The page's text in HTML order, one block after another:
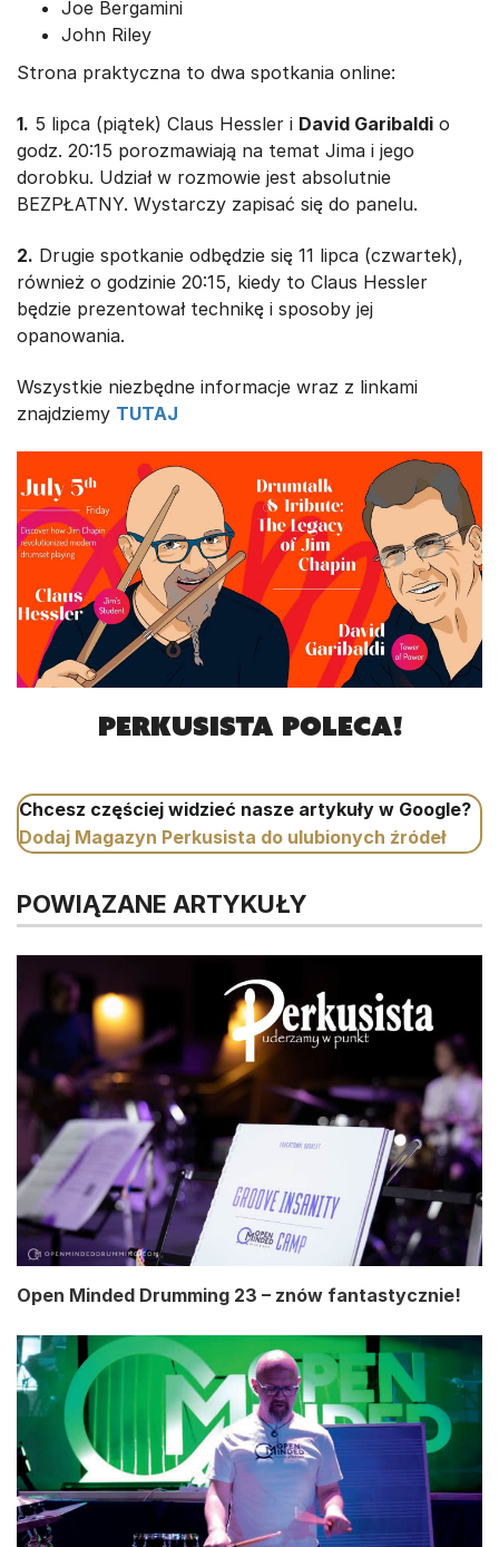
Joe Bergamini
John Riley
Strona praktyczna to dwa spotkania online:
1. 5 lipca (piątek) Claus Hessler i David Garibaldi o
godz. 20:15 porozmawiają na temat Jima i jego
dorobku. Udział w rozmowie jest absolutnie
BEZPŁATNY. Wystarczy zapisać się do panelu.
2. Drugie spotkanie odbędzie się 11 lipca (czwartek),
również o godzinie 20:15, kiedy to Claus Hessler
będzie prezentował technikę i sposoby jej
opanowania.
Wszystkie niezbędne informacje wraz z linkami
znajdziemy TUTAJ
Perkusista poleca!
Chcesz częściej widzieć nasze artykuły w Google?
Dodaj Magazyn Perkusista do ulubionych źródeł
POWIĄZANE ARTYKUŁY
Open Minded Drumming 23 – znów fantastycznie!